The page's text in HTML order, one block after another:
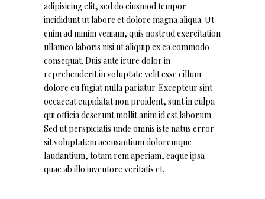
adipisicing elit, sed do eiusmod tempor
incididunt ut labore et dolore magna aliqua. Ut
enim ad minim veniam, quis nostrud exercitation
ullamco laboris nisi ut aliquip ex ea commodo
consequat. Duis aute irure dolor in
reprehenderit in voluptate velit esse cillum
dolore eu fugiat nulla pariatur. Excepteur sint
occaecat cupidatat non proident, sunt in culpa
qui officia deserunt mollit anim id est laborum.
Sed ut perspiciatis unde omnis iste natus error
sit voluptatem accusantium doloremque
laudantium, totam rem aperiam, eaque ipsa
quae ab illo inventore veritatis et.